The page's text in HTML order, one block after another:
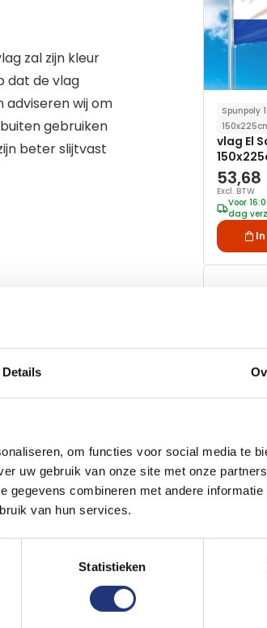
Details
om functies voor social media te
uw gebruik van onze site met onze
gegevens combineren met andere informatie
van hun services.
Statistieken
zal zijn kleur
dat de vlag
adviseren wij om
gebruiken
beter slijtvast
Spunpoly
vlag El
53,68
Excl. BTW
Voor
dag
60x90cm
Vlag El
dag